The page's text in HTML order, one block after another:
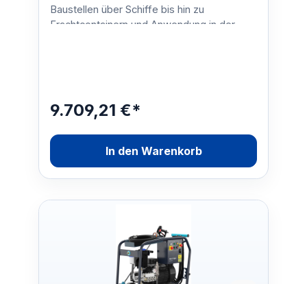
Baustellen über Schiffe bis hin zu
Frachtcontainern und Anwendung in der
9.709,21 €*
In den Warenkorb